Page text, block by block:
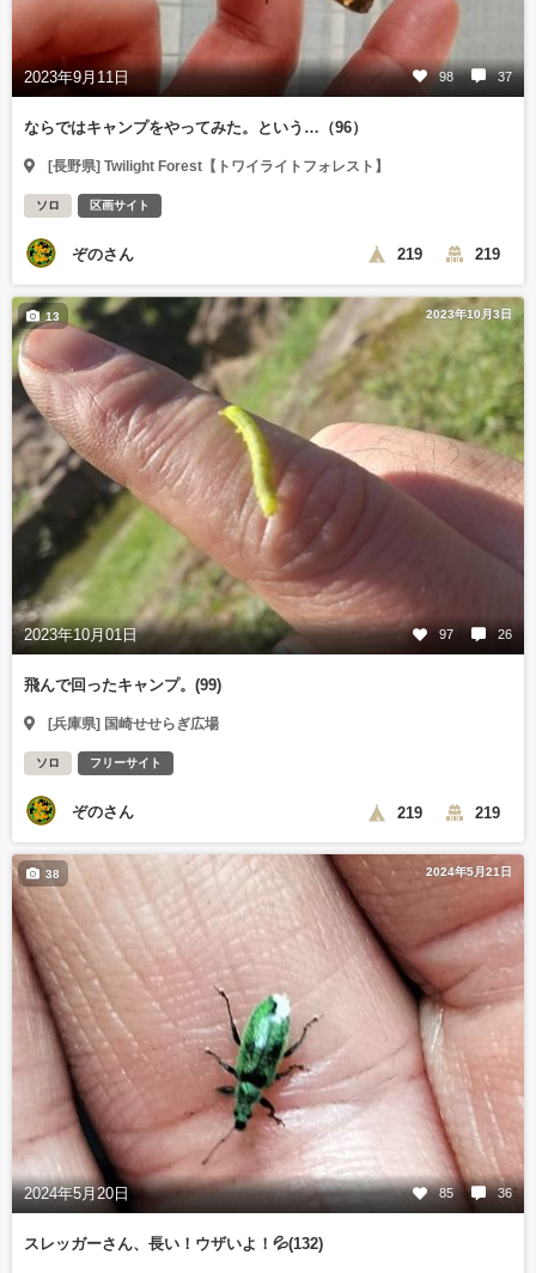
2023年9月11日 98 37
ならではキャンプをやってみた。という…（96）
[長野県] Twilight Forest【トワイライトフォレスト】
ソロ 区画サイト
ぞのさん 219 219
2023年10月3日
2023年10月01日 97 26
13
飛んで回ったキャンプ。(99)
[兵庫県] 国崎せせらぎ広場
ソロ フリーサイト
ぞのさん 219 219
2024年5月21日
2024年5月20日 85 36
38
スレッガーさん、長い！ウザいよ！💦(132)